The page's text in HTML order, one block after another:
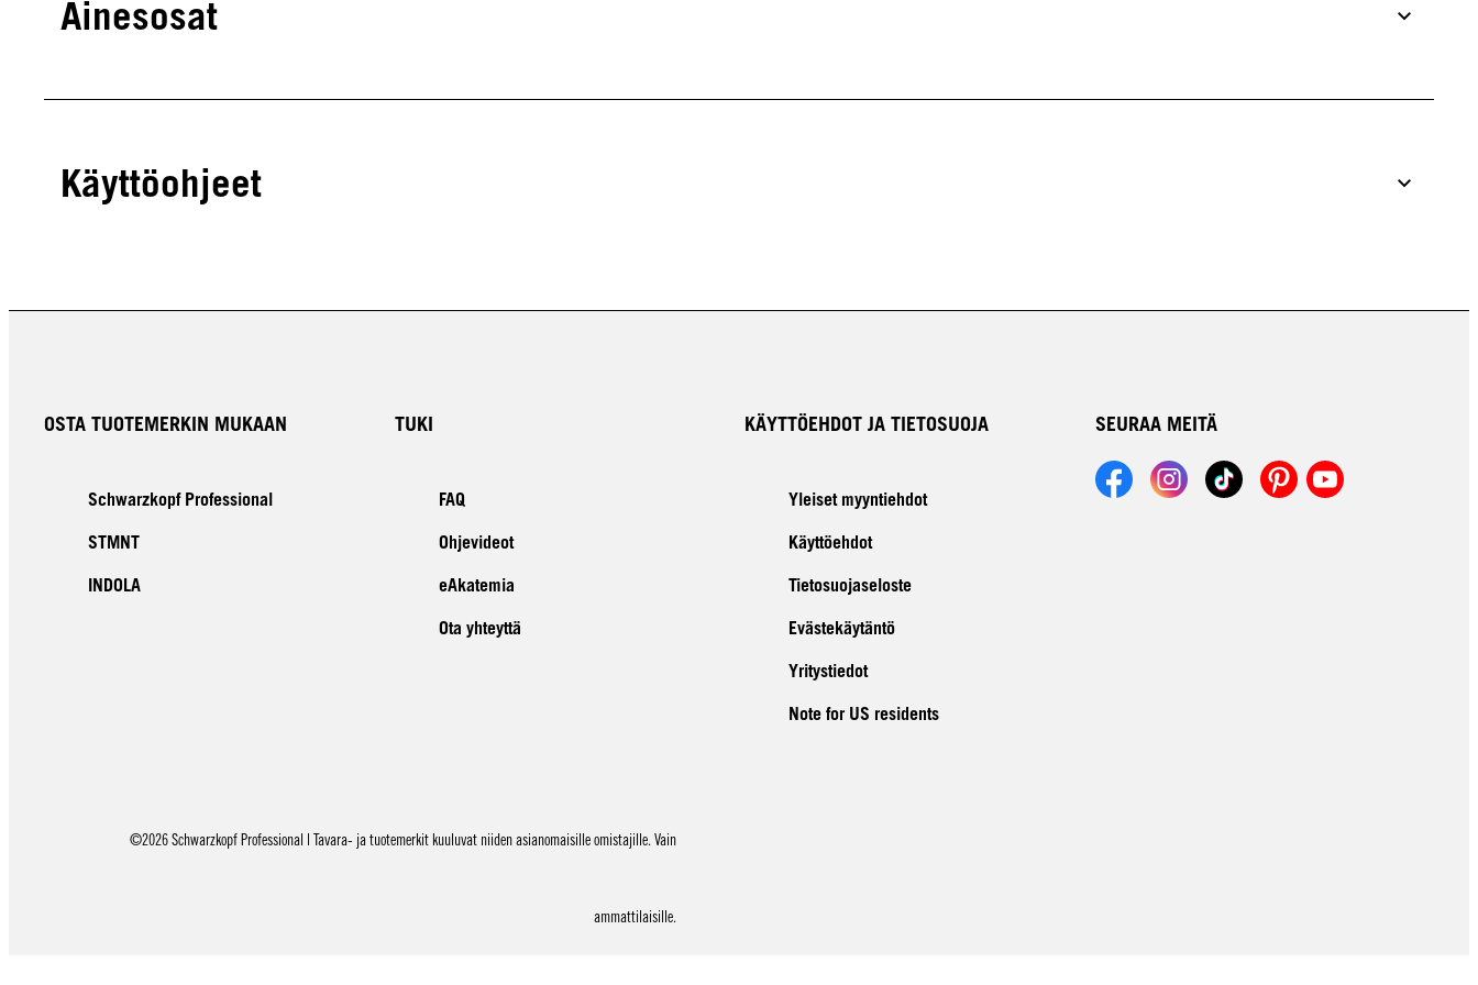
Ainesosat
Käyttöohjeet
OSTA TUOTEMERKIN MUKAAN
Schwarzkopf Professional
STMNT
INDOLA
TUKI
FAQ
Ohjevideot
eAkatemia
Ota yhteyttä
KÄYTTÖEHDOT JA TIETOSUOJA
Yleiset myyntiehdot
Käyttöehdot
Tietosuojaseloste
Evästekäytäntö
Yritystiedot
Note for US residents
SEURAA MEITÄ
©2026 Schwarzkopf Professional | Tavara- ja tuotemerkit kuuluvat niiden asianomaisille omistajille. Vain
ammattilaisille.